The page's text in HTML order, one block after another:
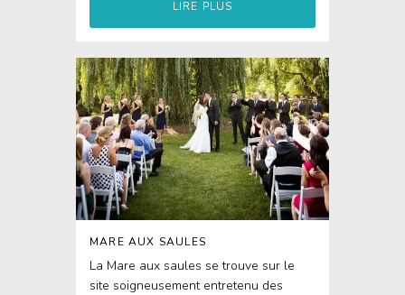
LIRE PLUS
MARE AUX SAULES
La Mare aux saules se trouve sur le
site soigneusement entretenu des